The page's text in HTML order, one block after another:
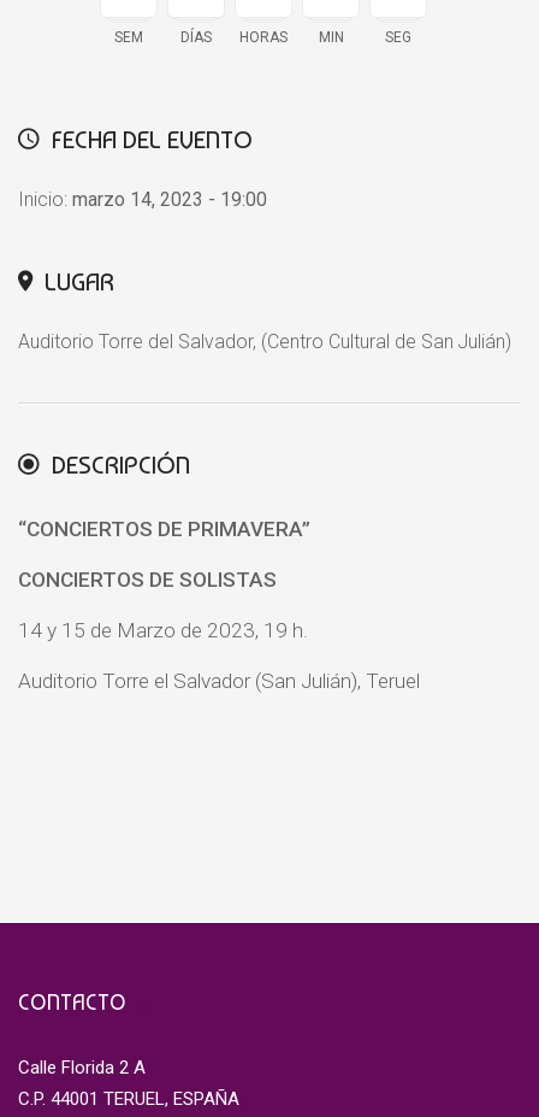
SEM DÍAS HORAS MIN SEG
FECHA DEL EVENTO
Inicio: marzo 14, 2023 - 19:00
LUGAR
Auditorio Torre del Salvador, (Centro Cultural de San Julián)
DESCRIPCIÓN
“CONCIERTOS DE PRIMAVERA”
CONCIERTOS DE SOLISTAS
14 y 15 de Marzo de 2023, 19 h.
Auditorio Torre el Salvador (San Julián), Teruel
CONTACTO
Calle Florida 2 A
C.P. 44001 TERUEL, ESPAÑA